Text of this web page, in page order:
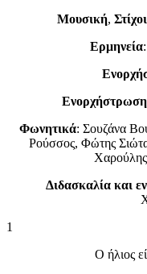
Μουσική, Στίχοι
Ερμηνεία
Φωνητικά: Σουζάνα
Ρούσσος, Φώτης
Διδασκαλία και
1
Ο ήλιος